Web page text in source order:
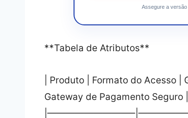
Assegure a versão
**Tabela de Atributos**
| Produto | Formato do Acesso |
Gateway de Pagamento Seguro |